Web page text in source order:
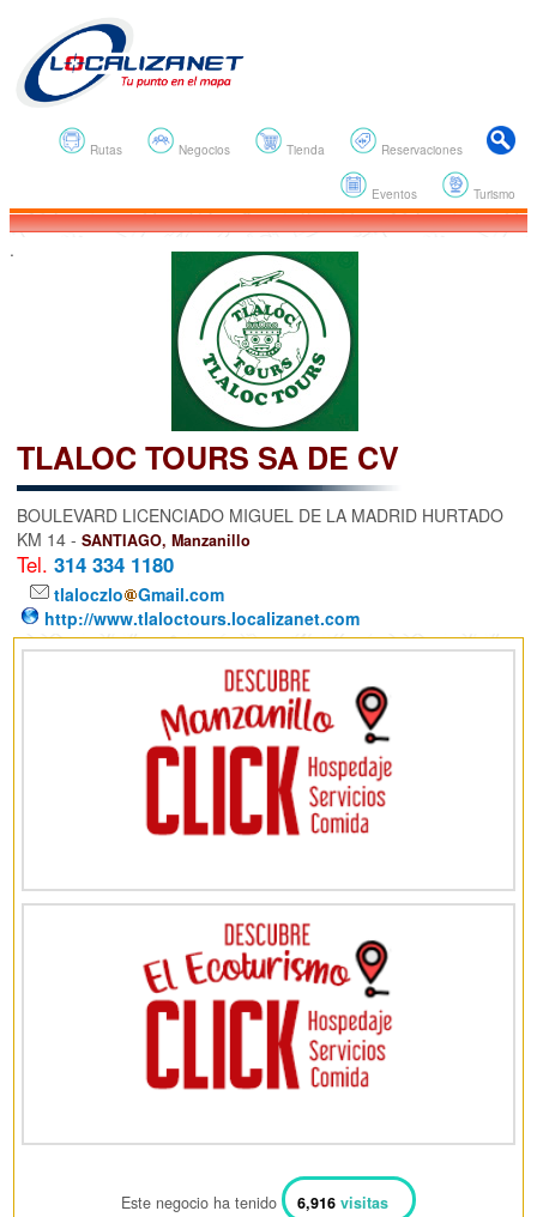
Reservaciones
Tienda
Negocios
Rutas
Turismo
Eventos
.
TLALOC TOURS SA DE CV
BOULEVARD LICENCIADO MIGUEL DE LA MADRID HURTADO
KM 14 - SANTIAGO, Manzanillo
Tel. 314 334 1180
tlaloczlo
Gmail.com
http://www.tlaloctours.localizanet.com
Este negocio ha tenido 6,916 visitas